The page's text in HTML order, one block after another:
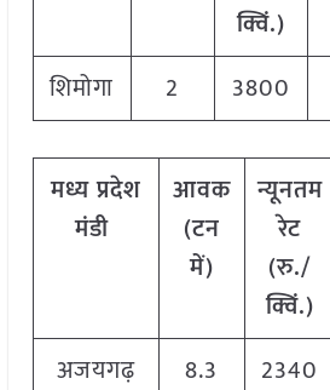
क्विं.)
शिमोगा
2 3800
मध्यप्रदेश
मंडी
आवक
(टन
में)
न्यूनतम
रेट
(रु./
क्विं.)
अजयगढ़
8.3 2340